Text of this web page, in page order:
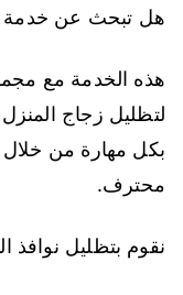
هل تبحث عن خدمة
هذه الخدمة مع
لتظليل زجاج المنزل
بكل مهارة من
محترف.
نقوم بتظليل نوافذ